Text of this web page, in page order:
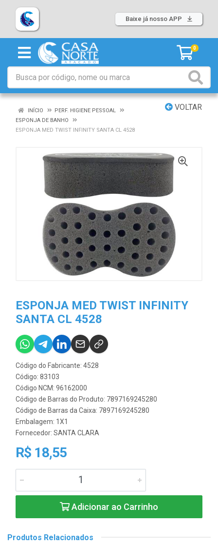
Baixe já nosso APP
0
VOLTAR
INÍCIO
PERF. HIGIENE PESSOAL
ESPONJA DE BANHO
ESPONJA MED TWIST INFINITY SANTA CL 4528
ESPONJA MED TWIST INFINITY
SANTA CL 4528
Código do Fabricante: 4528
Código: 83103
Código NCM: 96162000
Código de Barras do Produto: 7897169245280
Código de Barras da Caixa: 7897169245280
Embalagem: 1X1
Fornecedor: SANTA CLARA
R$ 18,55
Adicionar ao Carrinho
Produtos Relacionados